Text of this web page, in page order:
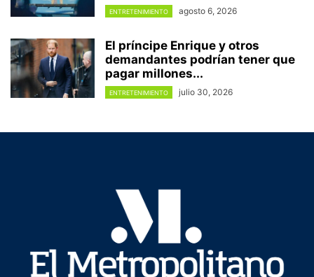
ENTRETENIMIENTO agosto 6, 2026
El príncipe Enrique y otros
demandantes podrían tener que
pagar millones...
ENTRETENIMIENTO julio 30, 2026